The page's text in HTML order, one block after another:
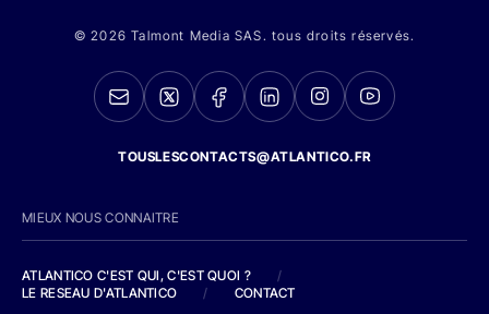
© 2026 Talmont Media SAS. tous droits réservés.
TOUSLESCONTACTS@ATLANTICO.FR
MIEUX NOUS CONNAITRE
ATLANTICO C'EST QUI, C'EST QUOI ?
/
LE RESEAU D'ATLANTICO
/ CONTACT